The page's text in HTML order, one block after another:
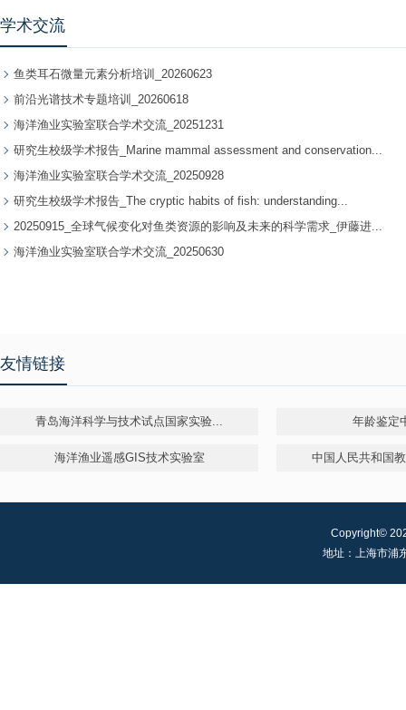
学术交流
鱼类耳石微量元素分析培训_20260623
前沿光谱技术专题培训_20260618
海洋渔业实验室联合学术交流_20251231
研究生校级学术报告_Marine mammal assessment and conservation...
海洋渔业实验室联合学术交流_20250928
研究生校级学术报告_The cryptic habits of fish: understanding...
20250915_全球气候变化对鱼类资源的影响及未来的科学需求_伊藤进...
海洋渔业实验室联合学术交流_20250630
友情链接
青岛海洋科学与技术试点国家实验... 年龄鉴定
海洋渔业遥感GIS技术实验室 中国人民共和国
Copyright©
地址：上海市浦